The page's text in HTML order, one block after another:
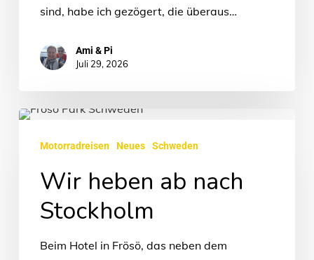
sind, habe ich gezögert, die überaus…
Ami & Pi
Juli 29, 2026
Wir
heben
Stockholm
Motorradreisen Neues Schweden
Wir heben ab nach
Stockholm
Beim Hotel in Frösö, das neben dem